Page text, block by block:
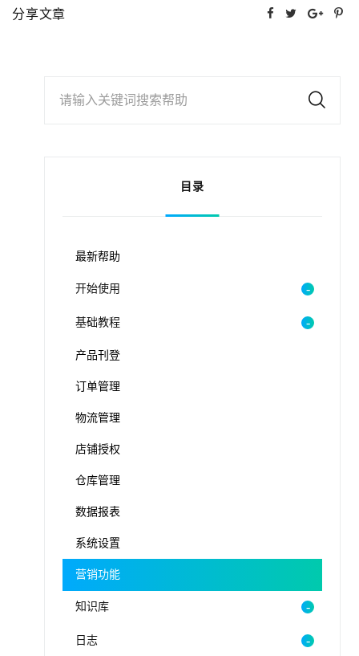
分享文章
请输入关键词搜索帮助
目录
最新帮助
开始使用
基础教程
产品刊登
订单管理
物流管理
店铺授权
仓库管理
数据报表
系统设置
营销功能
知识库
日志